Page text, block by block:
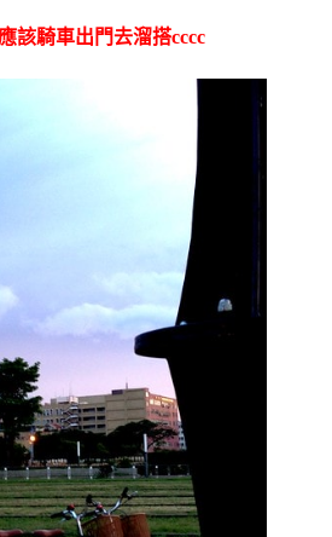
該騎車出門去溜搭cccc